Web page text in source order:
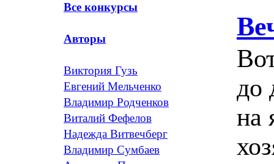
Все конкурсы
Авторы
Виктория Гузь
Евгений Мельченко
Владимир Родченков
Виталий Фефелов
Надежда Витвечберг
Владимир Сумбаев
до
на